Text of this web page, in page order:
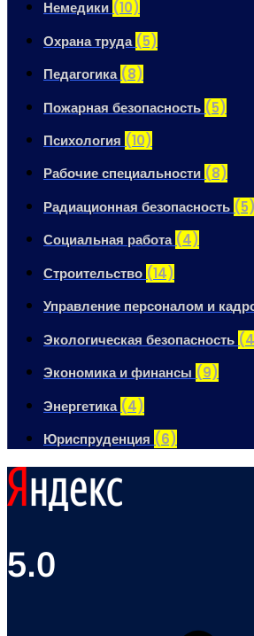
Немедики (10)
Охрана труда (5)
Педагогика (8)
Пожарная безопасность (5)
Психология (10)
Рабочие специальности (8)
Радиационная безопасность (5)
Социальная работа (4)
Строительство (14)
Управление персоналом и
Экологическая безопасность
Экономика и финансы (9)
Энергетика (4)
Юриспруденция (6)
5.0